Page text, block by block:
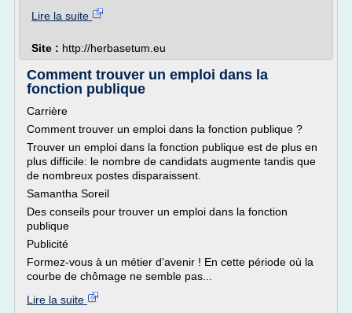
Lire la suite
Site : http://herbasetum.eu
Comment trouver un emploi dans la
fonction publique
Carrière
Comment trouver un emploi dans la fonction publique ?
Trouver un emploi dans la fonction publique est de plus en
plus difficile: le nombre de candidats augmente tandis que
de nombreux postes disparaissent.
Samantha Soreil
Des conseils pour trouver un emploi dans la fonction
publique
Publicité
Formez-vous à un métier d'avenir ! En cette période où la
courbe de chômage ne semble pas...
Lire la suite